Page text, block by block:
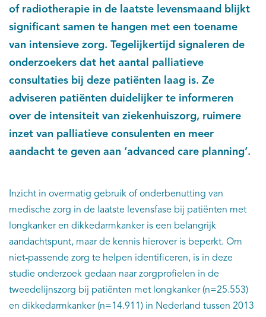
of radiotherapie in de laatste levensmaand blijkt
significant samen te hangen met een toename
van intensieve zorg. Tegelijkertijd signaleren de
onderzoekers dat het aantal palliatieve
consultaties bij deze patiënten laag is. Ze
adviseren patiënten duidelijker te informeren
over de intensiteit van ziekenhuiszorg, ruimere
inzet van palliatieve consulenten en meer
aandacht te geven aan ‘advanced care planning’.
Inzicht in overmatig gebruik of onderbenutting van
medische zorg in de laatste levensfase bij patiënten met
longkanker en dikkedarmkanker is een belangrijk
aandachtspunt, maar de kennis hierover is beperkt. Om
niet-passende zorg te helpen identificeren, is in deze
studie onderzoek gedaan naar zorgprofielen in de
tweedelijnszorg bij patiënten met longkanker (n=25.553)
en dikkedarmkanker (n=14.911) in Nederland tussen 2013